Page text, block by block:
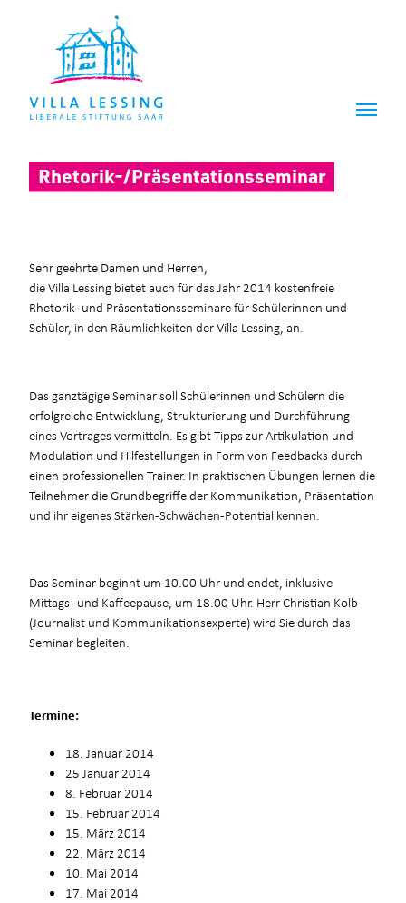
Rhetorik-/Präsentationsseminar
Sehr geehrte Damen und Herren,
die Villa Lessing bietet auch für das Jahr 2014 kostenfreie
Rhetorik- und Präsentationsseminare für Schülerinnen und
Schüler, in den Räumlichkeiten der Villa Lessing, an.
Das ganztägige Seminar soll Schülerinnen und Schülern die
erfolgreiche Entwicklung, Strukturierung und Durchführung
eines Vortrages vermitteln. Es gibt Tipps zur Artikulation und
Modulation und Hilfestellungen in Form von Feedbacks durch
einen professionellen Trainer. In praktischen Übungen lernen die
Teilnehmer die Grundbegriffe der Kommunikation, Präsentation
und ihr eigenes Stärken-Schwächen-Potential kennen.
Das Seminar beginnt um 10.00 Uhr und endet, inklusive
Mittags- und Kaffeepause, um 18.00 Uhr. Herr Christian Kolb
(Journalist und Kommunikationsexperte) wird Sie durch das
Seminar begleiten.
Termine:
18. Januar 2014
25 Januar 2014
8. Februar 2014
15. Februar 2014
15. März 2014
22. März 2014
10. Mai 2014
17. Mai 2014